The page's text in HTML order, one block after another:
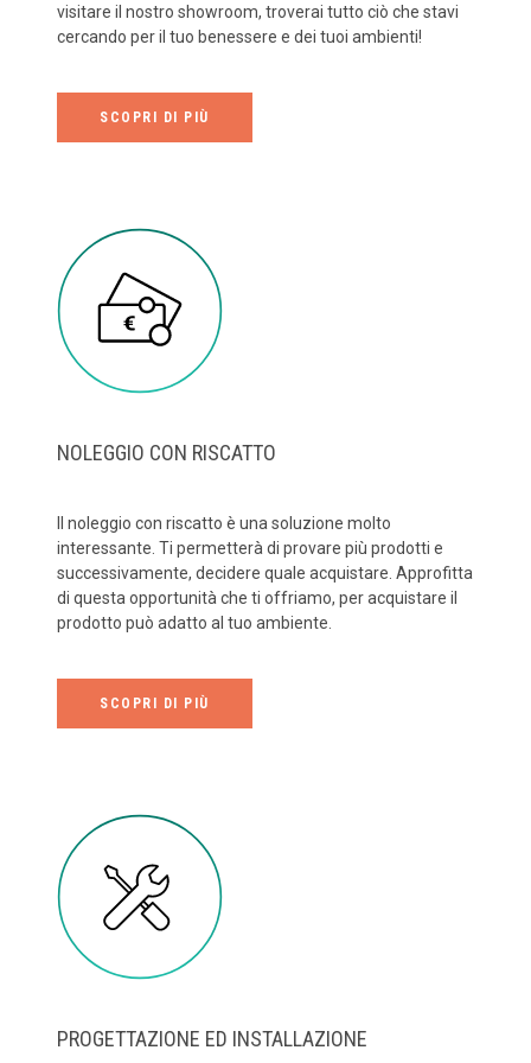
visitare il nostro showroom, troverai tutto ciò che stavi
cercando per il tuo benessere e dei tuoi ambienti!
SCOPRI DI PIÙ
NOLEGGIO CON RISCATTO
Il noleggio con riscatto è una soluzione molto
interessante. Ti permetterà di provare più prodotti e
successivamente, decidere quale acquistare. Approfitta
di questa opportunità che ti offriamo, per acquistare il
prodotto può adatto al tuo ambiente.
SCOPRI DI PIÙ
PROGETTAZIONE ED INSTALLAZIONE